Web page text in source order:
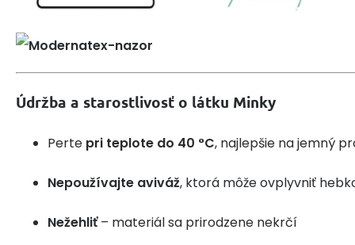
Údržba a starostlivosť o látku Minky
Perte pri teplote do 40 °C, najlepšie na jemný
Nepoužívajte aviváž, ktorá môže ovplyvniť
Nežehliť– materiál sa prirodzene nekrčí